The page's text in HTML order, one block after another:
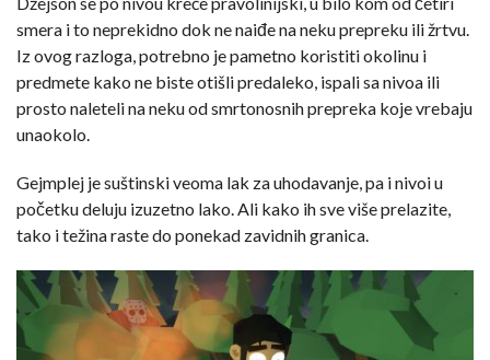
smera i to neprekidno dok ne naiđe na neku prepreku ili žrtvu.
Iz ovog razloga, potrebno je pametno koristiti okolinu i
predmete kako ne biste otišli predaleko, ispali sa nivoa ili
prosto naleteli na neku od smrtonosnih prepreka koje vrebaju
unaokolo.
Gejmplej je suštinski veoma lak za uhodavanje, pa i nivoi u
početku deluju izuzetno lako. Ali kako ih sve više prelazite,
tako i težina raste do ponekad zavidnih granica.